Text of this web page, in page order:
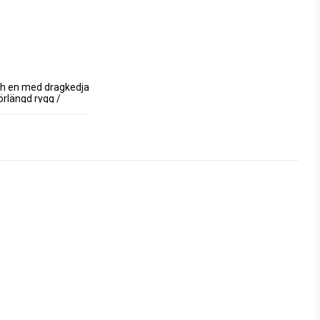
en med dragkedja
rygg /